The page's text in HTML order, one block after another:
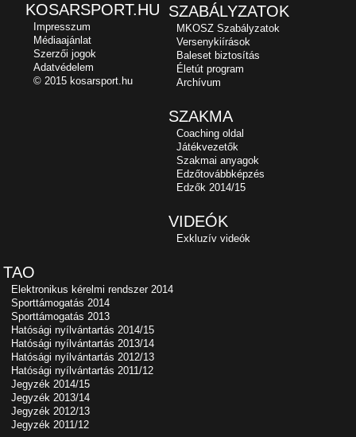
SZABÁLYZATOK
MKOSZ Szabályzatok
Versenykiírások
Baleset biztosítás
Életút program
Archívum
SZAKMA
Coaching oldal
Játékvezetők
Szakmai anyagok
Edzőtovábbképzés
Edzők 2014/15
VIDEÓK
Exkluzív videók
TAO
Elektronikus kérelmi rendszer 2014
Sporttámogatás 2014
Sporttámogatás 2013
Hatósági nyílvántartás 2014/15
Hatósági nyílvántartás 2013/14
Hatósági nyílvántartás 2012/13
Hatósági nyílvántartás 2011/12
Jegyzék 2014/15
Jegyzék 2013/14
Jegyzék 2012/13
Jegyzék 2011/12
KOSARSPORT.HU
Impresszum
Médiaajánlat
Szerzői jogok
Adatvédelem
© 2015 kosarsport.hu